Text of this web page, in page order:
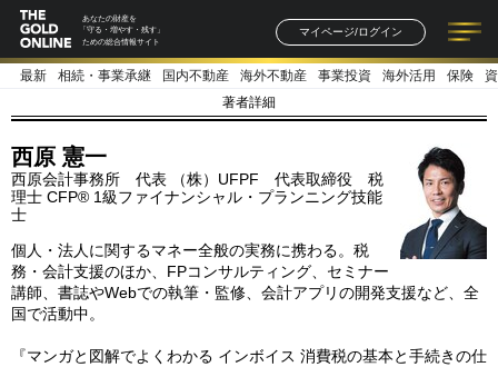
あなたの財産を
「守る・増やす・残す」
ための総合情報サイト
マイページ/ログイン
記事一覧 連載一覧
著者一覧 書籍一覧
最新 相続・事業承継 国内不動産 海外不動産 事業投資 海外活用 保険
著者詳細
西原 憲一
西原会計事務所 代表 （株）UFPF 代表取締役 税
理士 CFP® 1級ファイナンシャル・プランニング技能
士
個人・法人に関するマネー全般の実務に携わる。税
務・会計支援のほか、FPコンサルティング、セミナー
講師、書誌やWebでの執筆・監修、会計アプリの開発支援など、全
国で活動中。
『マンガと図解でよくわかる インボイス 消費税の基本と手続きの仕